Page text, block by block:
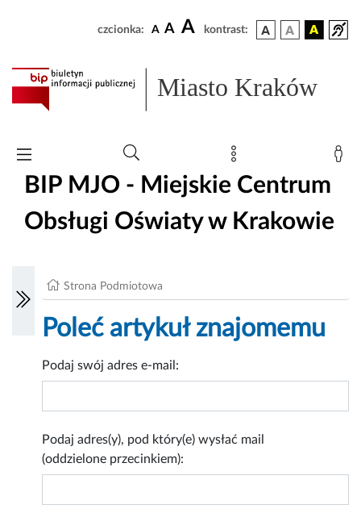
czcionka: A A A kontrast:
Miasto Kraków
BIP MJO - Miejskie Centrum
Obsługi Oświaty w Krakowie
Strona Podmiotowa
Poleć artykuł znajomemu
Podaj swój adres e-mail:
Podaj adres(y), pod który(e) wysłać mail
(oddzielone przecinkiem):